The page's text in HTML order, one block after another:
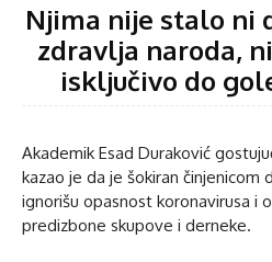
Njima nije stalo ni
zdravlja naroda,
isključivo do
Akademik Esad Duraković
kazao je da je šokiran činjenicom
ignorišu opasnost koronavirusa i
predizbone skupove i derneke.